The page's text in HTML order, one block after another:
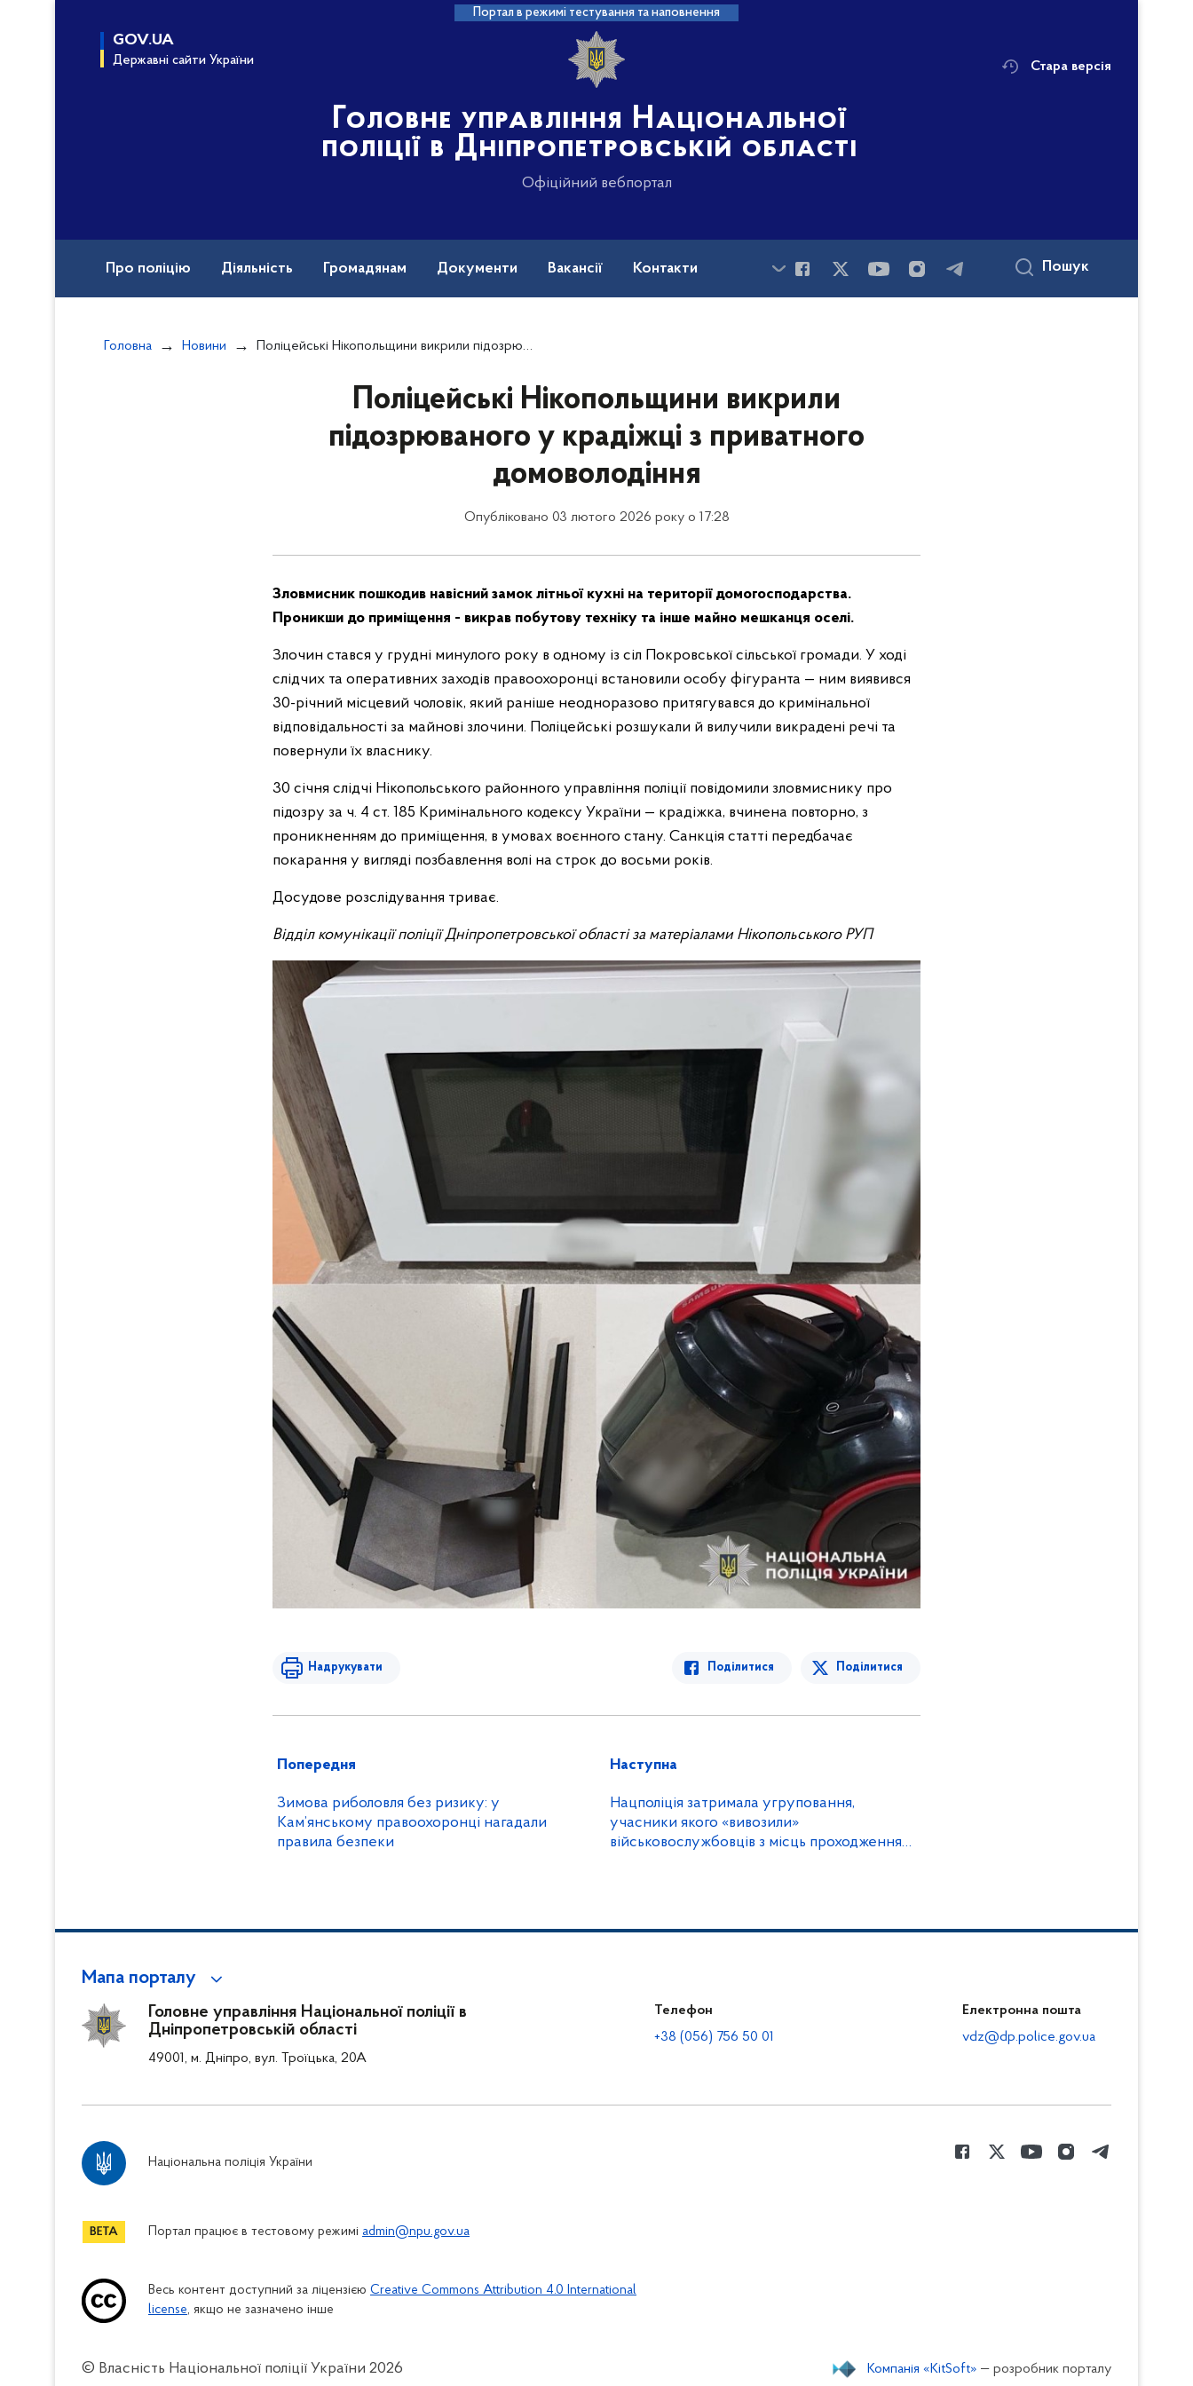
Портал в режимі тестування та наповнення
GOV.UA
Державні сайти України
Головне управління Національної
поліції в Дніпропетровській області
Офіційний вебпортал
Стара версія
Про поліцію Діяльність Громадянам Документи Вакансії Контакти Пошук
Головна Новини Поліцейські Нікопольщини викрили підозрюваного у крадіжці з приватного домоволодіння
Поліцейські Нікопольщини викрили
підозрюваного у крадіжці з приватного
домоволодіння
Опубліковано 03 лютого 2026 року о 17:28
Зловмисник пошкодив навісний замок літньої кухні на території домогосподарства.
Проникши до приміщення - викрав побутову техніку та інше майно мешканця оселі.
Злочин стався у грудні минулого року в одному із сіл Покровської сільської громади. У ході
слідчих та оперативних заходів правоохоронці встановили особу фігуранта — ним виявився
30-річний місцевий чоловік, який раніше неодноразово притягувався до кримінальної
відповідальності за майнові злочини. Поліцейські розшукали й вилучили викрадені речі та
повернули їх власнику.
30 січня слідчі Нікопольського районного управління поліції повідомили зловмиснику про
підозру за ч. 4 ст. 185 Кримінального кодексу України — крадіжка, вчинена повторно, з
проникненням до приміщення, в умовах воєнного стану. Санкція статті передбачає
покарання у вигляді позбавлення волі на строк до восьми років.
Досудове розслідування триває.
Відділ комунікації поліції Дніпропетровської області за матеріалами Нікопольського РУП
Надрукувати Поділитися Поділитися
Попередня
Зимова риболовля без ризику: у
Кам’янському правоохоронці нагадали
правила безпеки
Наступна
Нацполіція затримала угруповання,
учасники якого «вивозили»
військовослужбовців з місць проходження
Мапа порталу
Головне управління Національної поліції в
Дніпропетровській області
49001, м. Дніпро, вул. Троїцька, 20А
Телефон
+38 (056) 756 50 01
Електронна пошта
vdz@dp.police.gov.ua
Національна поліція України
Портал працює в тестовому режимі admin@npu.gov.ua
Весь контент доступний за ліцензією Creative Commons Attribution 4.0 International
license, якщо не зазначено інше
© Власність Національної поліції України 2026 Компанія «KitSoft» — розробник порталу